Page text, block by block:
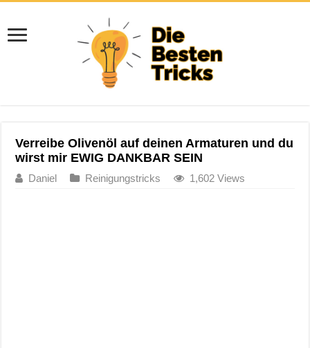
Verreibe Olivenöl auf deinen Armaturen und du
wirst mir EWIG DANKBAR SEIN
Daniel Reinigungstricks 1,602 Views